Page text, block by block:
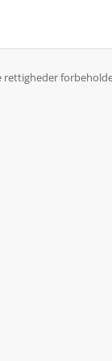
rettigheder